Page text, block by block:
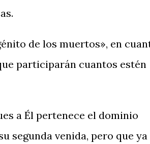
de los muertos», en
participarán cuantos estén
a Él pertenece el dominio
segunda venida, pero que ya